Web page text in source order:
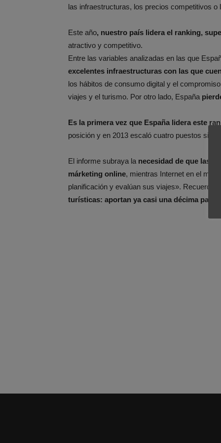
las infraestructuras, los precios competitivos o
Este año, nuestro país lidera el ranking,
atractivo y competitivo.
Entre las variables analizadas en las que
excelentes infraestructuras con las que
los hábitos de consumo digital y el
viajes y el turismo. Por otro lado, España
Es la primera vez que España lidera este
posición y en 2013 escaló cuatro puestos
El informe subraya la necesidad de que las
márketing online, mientras Internet en el
planificación y evalúan sus viajes». Recuerda,
turísticas: aportan ya casi una décima parte